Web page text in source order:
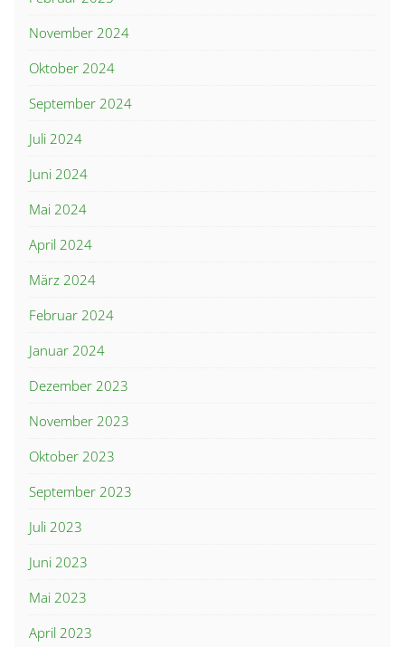
November 2024
Oktober 2024
September 2024
Juli 2024
Juni 2024
Mai 2024
April 2024
März 2024
Februar 2024
Januar 2024
Dezember 2023
November 2023
Oktober 2023
September 2023
Juli 2023
Juni 2023
Mai 2023
April 2023